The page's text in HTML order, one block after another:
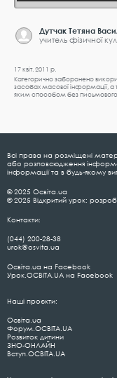
Дутчак Тетяна
учитель фізичної
17 квіт. 2011 р.
Категорично заборонено
засобах масової інформації,
яким способом без письмового
Всі права на розміщені
або розповсюдження
інформації та в будь-якому
© 2025 Освіта.ua
© 2025 Відкритий урок:
Контакти:
(044) 200-28-38
urok@osvita.ua
Освіта.ua на Facebook
Урок.ОСВІТА.UA на Facebook
Наші проєкти:
Освіта.ua
Форум.ОСВІТА.UA
Розвиток дитини
ЗНО-ОНЛАЙН
Вступ.ОСВІТА.UA